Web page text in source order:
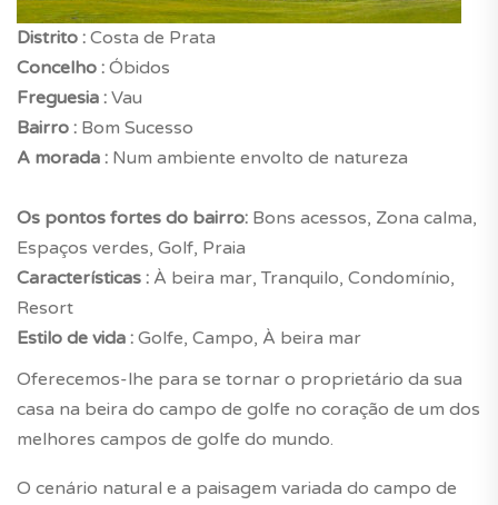
Distrito : Costa de Prata
Concelho : Óbidos
Freguesia : Vau
Bairro : Bom Sucesso
A morada : Num ambiente envolto de natureza
Os pontos fortes do bairro: Bons acessos, Zona calma,
Espaços verdes, Golf, Praia
Características : À beira mar, Tranquilo, Condomínio,
Resort
Estilo de vida : Golfe, Campo, À beira mar
Oferecemos-lhe para se tornar o proprietário da sua
casa na beira do campo de golfe no coração de um dos
melhores campos de golfe do mundo.
O cenário natural e a paisagem variada do campo de